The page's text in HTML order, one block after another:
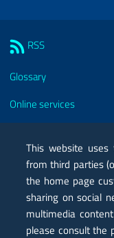
RSS
Glossary
Online services
Certified mail PEC
Privacy
Legal notes
This website uses
from third parties
the home page
sharing on social
multimedia
please consult the